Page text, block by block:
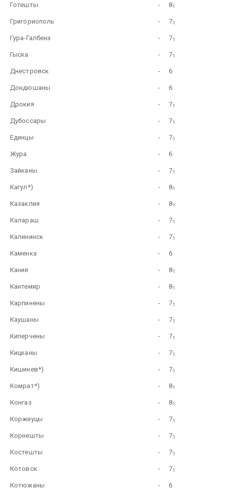
Готешты - 81
Григориополь - 71
Гура-Галбенэ - 71
Гыска - 71
Днестровск - 6
Дондюшаны - 6
Дрокия - 71
Дубоссары - 71
Единцы - 71
Жура - 6
Зайканы - 71
Кагул*) - 81
Казаклия - 81
Калараш - 71
Калининск - 71
Каменка - 6
Кания - 81
Кантемир - 81
Карпинены - 71
Каушаны - 71
Киперчены - 71
Кицканы - 71
Кишинев*) - 71
Комрат*) - 81
Конгаз - 81
Коржеуцы - 71
Корнешты - 71
Костешты - 71
Котовск - 71
Котюжаны - 6